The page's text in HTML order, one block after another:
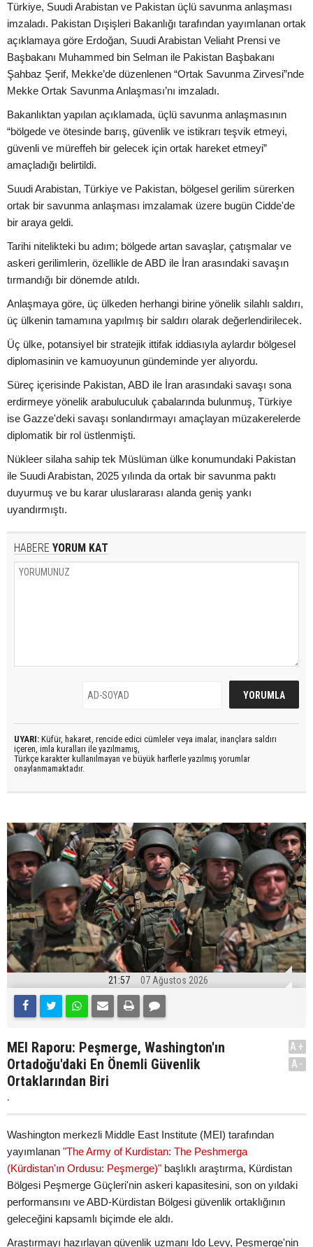
Türkiye, Suudi Arabistan ve Pakistan üçlü savunma anlaşması
imzaladı. Pakistan Dışişleri Bakanlığı tarafından yayımlanan ortak
açıklamaya göre Erdoğan, Suudi Arabistan Veliaht Prensi ve
Başbakanı Muhammed bin Selman ile Pakistan Başbakanı
Şahbaz Şerif, Mekke’de düzenlenen “Ortak Savunma Zirvesi”nde
Mekke Ortak Savunma Anlaşması’nı imzaladı.
Bakanlıktan yapılan açıklamada, üçlü savunma anlaşmasının
“bölgede ve ötesinde barış, güvenlik ve istikrarı teşvik etmeyi,
güvenli ve müreffeh bir gelecek için ortak hareket etmeyi”
amaçladığı belirtildi.
Suudi Arabistan, Türkiye ve Pakistan, bölgesel gerilim sürerken
ortak bir savunma anlaşması imzalamak üzere bugün Cidde'de
bir araya geldi.
Tarihi nitelikteki bu adım; bölgede artan savaşlar, çatışmalar ve
askeri gerilimlerin, özellikle de ABD ile İran arasındaki savaşın
tırmandığı bir dönemde atıldı.
Anlaşmaya göre, üç ülkeden herhangi birine yönelik silahlı saldırı,
üç ülkenin tamamına yapılmış bir saldırı olarak değerlendirilecek.
Üç ülke, potansiyel bir stratejik ittifak iddiasıyla aylardır bölgesel
diplomasinin ve kamuoyunun gündeminde yer alıyordu.
Süreç içerisinde Pakistan, ABD ile İran arasındaki savaşı sona
erdirmeye yönelik arabuluculuk çabalarında bulunmuş, Türkiye
ise Gazze'deki savaşı sonlandırmayı amaçlayan müzakerelerde
diplomatik bir rol üstlenmişti.
Nükleer silaha sahip tek Müslüman ülke konumundaki Pakistan
ile Suudi Arabistan, 2025 yılında da ortak bir savunma paktı
duyurmuş ve bu karar uluslararası alanda geniş yankı
uyandırmıştı.
HABERE YORUM KAT
UYARI: Küfür, hakaret, rencide edici cümleler veya imalar, inançlara saldırı
içeren, imla kuralları ile yazılmamış,
Türkçe karakter kullanılmayan ve büyük harflerle yazılmış yorumlar
onaylanmamaktadır.
21:57 07 Ağustos 2026
MEI Raporu: Peşmerge, Washington'ın
Ortadoğu'daki En Önemli Güvenlik
Ortaklarından Biri
.
A+
A-
Washington merkezli Middle East Institute (MEI) tarafından
yayımlanan "The Army of Kurdistan: The Peshmerga
(Kürdistan'ın Ordusu: Peşmerge)" başlıklı araştırma, Kürdistan
Bölgesi Peşmerge Güçleri'nin askeri kapasitesini, son on yıldaki
performansını ve ABD-Kürdistan Bölgesi güvenlik ortaklığının
geleceğini kapsamlı biçimde ele aldı.
Araştırmayı hazırlayan güvenlik uzmanı Ido Levy, Peşmerge'nin